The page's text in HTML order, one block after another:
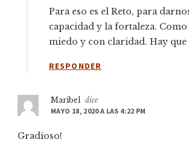
Para eso es el Reto, para
capacidad y la fortaleza.
miedo y con claridad. Hay que
RESPONDER
Maribel dice
MAYO 18, 2020 A LAS 4:22 PM
Gradioso!